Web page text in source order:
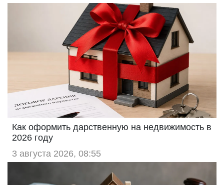
Как оформить дарственную на недвижимость в
2026 году
3 августа 2026, 08:55